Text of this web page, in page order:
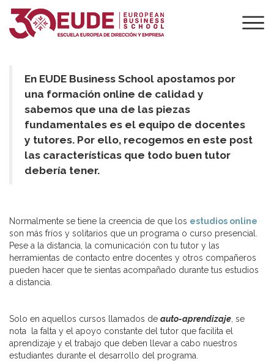
5 CLAVES PARA
SER UN BUEN
En EUDE Business School apostamos por
una formación online de calidad y
sabemos que una de las piezas
fundamentales es el equipo de docentes
y tutores. Por ello, recogemos en este post
las características que todo buen tutor
debería tener.
Normalmente se tiene la creencia de que los estudios online
son más fríos y solitarios que un programa o curso presencial.
Pese a la distancia, la comunicación con tu tutor y las
herramientas de contacto entre docentes y otros compañeros
pueden hacer que te sientas acompañado durante tus estudios
a distancia.
Solo en aquellos cursos llamados de auto-aprendizaje , se
nota la falta y el apoyo constante del tutor que facilita el
aprendizaje y el trabajo que deben llevar a cabo nuestros
estudiantes durante el desarrollo del programa.